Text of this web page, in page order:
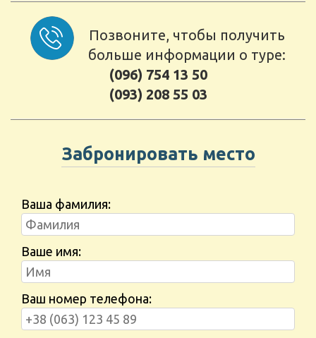
Позвоните, чтобы получить
больше информации о туре:
(096) 754 13 50
(093) 208 55 03
Забронировать место
Ваша фамилия:
Ваше имя:
Ваш номер телефона: